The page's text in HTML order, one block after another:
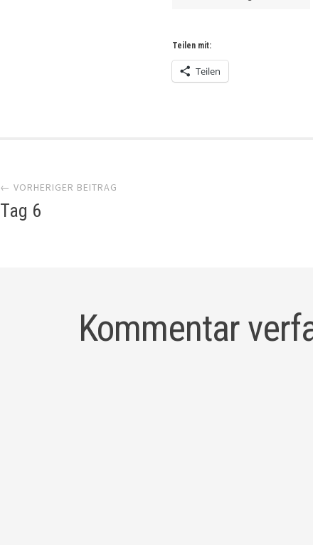
Teilen mit:
Teilen
Navigation
← VORHERIGER BEITRAG
Tag 6
Kommentar